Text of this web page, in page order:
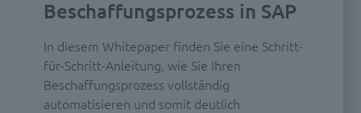
Beschaffungsprozess in SAP
In diesem Whitepaper finden Sie eine Schritt-
für-Schritt-Anleitung, wie Sie Ihren
Beschaffungsprozess vollständig
automatisieren und somit deutlich